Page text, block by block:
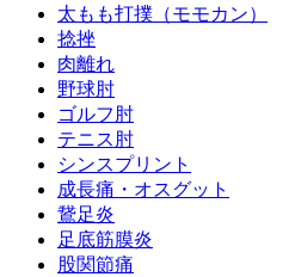
太もも打撲（モモカン）
捻挫
肉離れ
野球肘
ゴルフ肘
テニス肘
シンスプリント
成長痛・オスグット
鵞足炎
足底筋膜炎
股関節痛